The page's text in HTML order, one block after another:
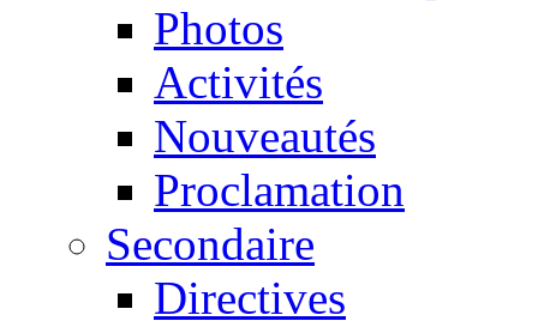
Photos
Activités
Nouveautés
Proclamation
Secondaire
Directives